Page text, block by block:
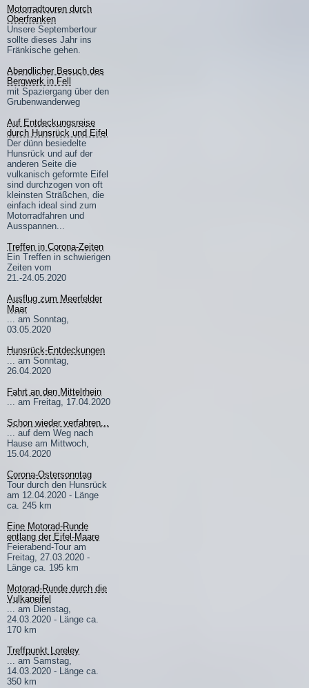
Motorradtouren durch
Oberfranken
Unsere Septembertour
sollte dieses Jahr ins
Fränkische gehen.
Abendlicher Besuch des
Bergwerk in Fell
mit Spaziergang über den
Grubenwanderweg
Auf Entdeckungsreise
durch Hunsrück und Eifel
Der dünn besiedelte
Hunsrück und auf der
anderen Seite die
vulkanisch geformte Eifel
sind durchzogen von oft
kleinsten Sträßchen, die
einfach ideal sind zum
Motorradfahren und
Ausspannen...
Treffen in Corona-Zeiten
Ein Treffen in schwierigen
Zeiten vom
21.-24.05.2020
Ausflug zum Meerfelder
Maar
... am Sonntag,
03.05.2020
Hunsrück-Entdeckungen
... am Sonntag,
26.04.2020
Fahrt an den Mittelrhein
... am Freitag, 17.04.2020
Schon wieder verfahren...
... auf dem Weg nach
Hause am Mittwoch,
15.04.2020
Corona-Ostersonntag
Tour durch den Hunsrück
am 12.04.2020 - Länge
ca. 245 km
Eine Motorad-Runde
entlang der Eifel-Maare
Feierabend-Tour am
Freitag, 27.03.2020 -
Länge ca. 195 km
Motorad-Runde durch die
Vulkaneifel
... am Dienstag,
24.03.2020 - Länge ca.
170 km
Treffpunkt Loreley
... am Samstag,
14.03.2020 - Länge ca.
350 km